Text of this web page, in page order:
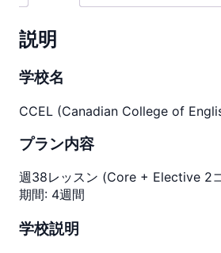
ッ
プ
最
カ
ッ
併
設
校
で
説明
学校名
CCEL (Canadian College of
プラン内容
週38レッスン (Core + Elective 2
期間: 4週間
学校説明